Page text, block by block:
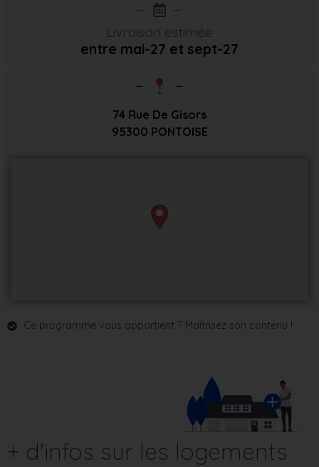
Livraison estimée
entre mai-27 et sept-27
74 Rue De Gisors
95300 PONTOISE
Ce programme vous appartient ? Maîtrisez son contenu !
+ d'infos sur les logements